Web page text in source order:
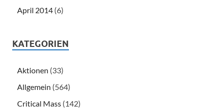
April 2014 (6)
KATEGORIEN
Aktionen (33)
Allgemein (564)
Critical Mass (142)